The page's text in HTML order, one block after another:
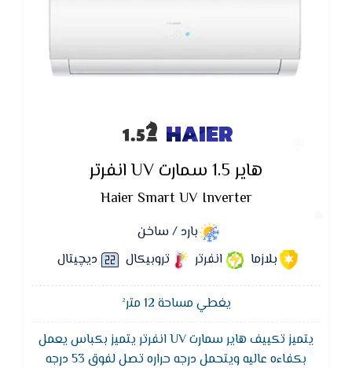
HAIER
هاير 1.5 سمارت UV انفرتر
Haier Smart UV Inverter
بارد / ساخن
بلازما
انفرتر تروبيكال ديچيتال
يغطي مساحة 12 متر²
يتميز تكييف هاير سمارت UV انفرتر يتميز بكباس يعمل
بكفاءه عاليه ويتحمل درجه حراره تصل لفوق 53 درجه